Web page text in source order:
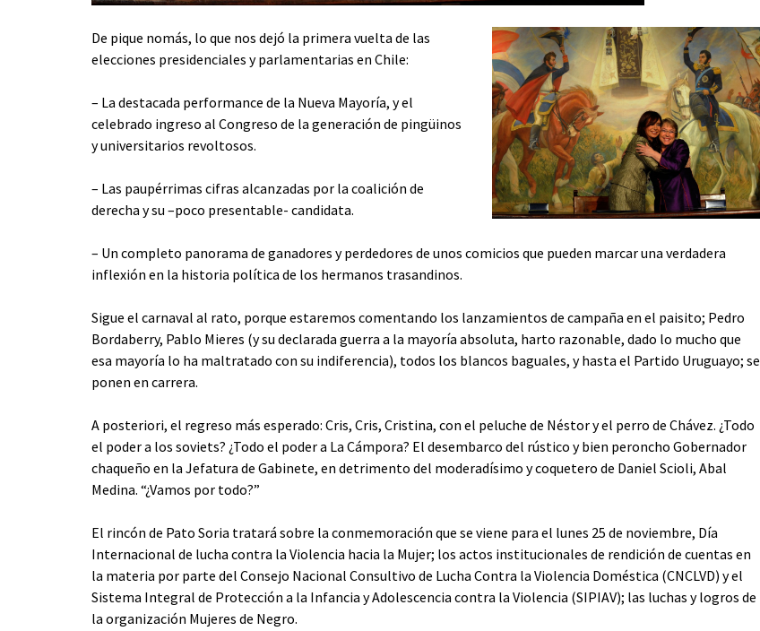
De pique nomás, lo que nos dejó la primera vuelta de las
elecciones presidenciales y parlamentarias en Chile:
– La destacada performance de la Nueva Mayoría, y el
celebrado ingreso al Congreso de la generación de pingüinos
y universitarios revoltosos.
– Las paupérrimas cifras alcanzadas por la coalición de
derecha y su –poco presentable- candidata.
– Un completo panorama de ganadores y perdedores de unos comicios que pueden marcar una verdadera
inflexión en la historia política de los hermanos trasandinos.
Sigue el carnaval al rato, porque estaremos comentando los lanzamientos de campaña en el paisito; Pedro
Bordaberry, Pablo Mieres (y su declarada guerra a la mayoría absoluta, harto razonable, dado lo mucho que
esa mayoría lo ha maltratado con su indiferencia), todos los blancos baguales, y hasta el Partido Uruguayo; se
ponen en carrera.
A posteriori, el regreso más esperado: Cris, Cris, Cristina, con el peluche de Néstor y el perro de Chávez. ¿Todo
el poder a los soviets? ¿Todo el poder a La Cámpora? El desembarco del rústico y bien peroncho Gobernador
chaqueño en la Jefatura de Gabinete, en detrimento del moderadísimo y coquetero de Daniel Scioli, Abal
Medina. “¿Vamos por todo?”
El rincón de Pato Soria tratará sobre la conmemoración que se viene para el lunes 25 de noviembre, Día
Internacional de lucha contra la Violencia hacia la Mujer; los actos institucionales de rendición de cuentas en
la materia por parte del Consejo Nacional Consultivo de Lucha Contra la Violencia Doméstica (CNCLVD) y el
Sistema Integral de Protección a la Infancia y Adolescencia contra la Violencia (SIPIAV); las luchas y logros de
la organización Mujeres de Negro.